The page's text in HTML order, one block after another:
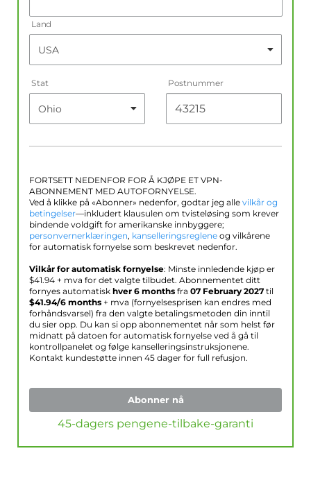
Land
Stat Postnummer
FORTSETT NEDENFOR FOR Å KJØPE ET VPN-
ABONNEMENT MED AUTOFORNYELSE.
Ved å klikke på «Abonner» nedenfor, godtar jeg alle vilkår og
betingelser—inkludert klausulen om tvisteløsing som krever
bindende voldgift for amerikanske innbyggere;
personvernerklæringen, kanselleringsreglene og vilkårene
for automatisk fornyelse som beskrevet nedenfor.
Vilkår for automatisk fornyelse: Minste innledende kjøp er
$41.94 + mva for det valgte tilbudet. Abonnementet ditt
fornyes automatisk hver 6 months fra 07 February 2027 til
$41.94/6 months + mva (fornyelsesprisen kan endres med
forhåndsvarsel) fra den valgte betalingsmetoden din inntil
du sier opp. Du kan si opp abonnementet når som helst før
midnatt på datoen for automatisk fornyelse ved å gå til
kontrollpanelet og følge kanselleringsinstruksjonene.
Kontakt kundestøtte innen 45 dager for full refusjon.
Abonner nå
45-dagers pengene-tilbake-garanti